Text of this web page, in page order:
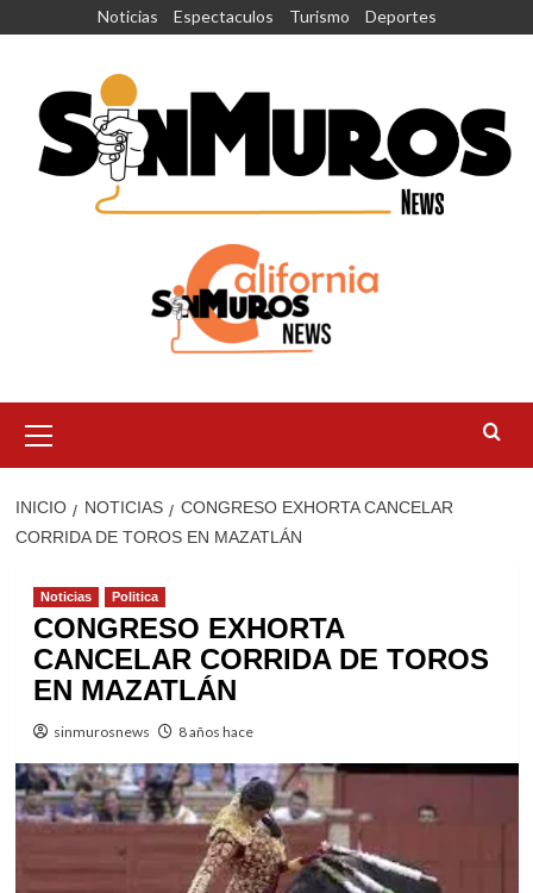
Noticias Espectaculos Turismo Deportes
principal
INICIO NOTICIAS
CONGRESO EXHORTA CANCELAR
CORRIDA DE TOROS EN MAZATLÁN
Noticias Politica
CONGRESO EXHORTA
CANCELAR CORRIDA DE TOROS
EN MAZATLÁN
sinmurosnews 8 años hace